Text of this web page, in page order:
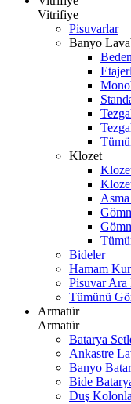
Vitrifiye
Pisuvarlar
Banyo
Klozet
Bideler
Hamam
Pisuvar Ara
Tümünü
Armatür
Armatür
Batarya
Ankastre
Banyo
Bide
Duş